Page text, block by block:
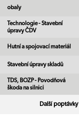
obaly
Technologie - Stavební
úpravy ČDV
Hutní a spojovací materiál
Stavební úpravy skladů
TDS, BOZP - Povodňová
škoda na silnici
Další poptávky